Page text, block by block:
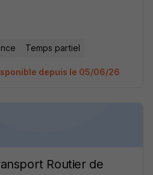
Temps partiel
depuis le 05/06/26
Routier de